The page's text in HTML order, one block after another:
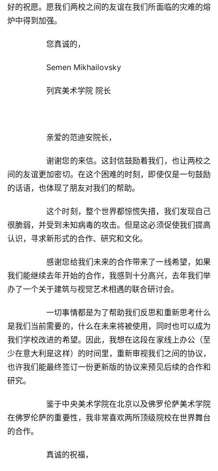
法
书
容
錯
用
繁
體
字
例
好的祝愿。愿我们两校之间的友谊在我们所面临的灾难的熔
炉中得到加强。
  	您真诚的，
  	Semen Mikhailovsky
  	列宾美术学院 院长
  	亲爱的范迪安院长，
间的友谊更加密切。在这个困难的时刻，即使仅是一句鼓励
的话语，也体现了朋友对我们的帮助。
很脆弱，并受到未知病毒的攻击。但是这必须促使我们提高
认识，寻求新形式的合作、研究和文化。
我们能继续去年开始的合作，我感到十分高兴，去年我们举
办了一个关于建筑与视觉艺术相遇的联合研讨会。
是我们当前需要的，什么在未来将被使用，同时也可以成为
我们学校改进的希望。因此，我想在这段在家线上办公（至
少在意大利是这样）的时间里，重新审视我们之间的协议，
也许我们能最终签订一份更新版的协议来预见后续的合作和
研究。
在佛罗伦萨的重要性，我非常喜欢两所顶级院校在世界舞台
的合作。
  	真诚的祝福，